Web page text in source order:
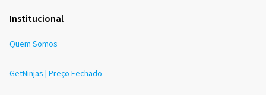
Institucional
Quem Somos
GetNinjas | Preço Fechado